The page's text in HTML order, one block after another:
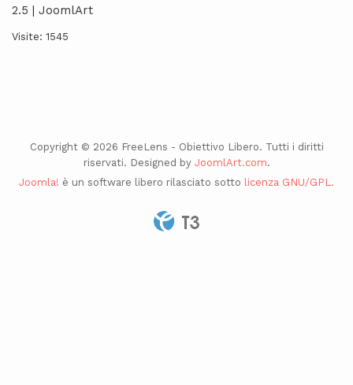
2.5 | JoomlArt
Visite: 1545
Copyright © 2026 FreeLens - Obiettivo Libero. Tutti i diritti
riservati. Designed by JoomlArt.com.
Joomla! è un software libero rilasciato sotto licenza GNU/GPL.